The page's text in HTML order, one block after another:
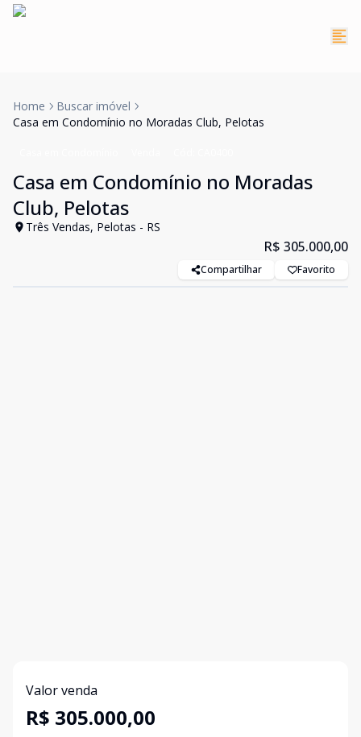
Home
Buscar imóvel
Casa em Condomínio no Moradas Club, Pelotas
Casa em Condomínio no Moradas
Club, Pelotas
Três Vendas, Pelotas - RS
R$ 305.000,00
Compartilhar Favorito
Valor venda
R$ 305.000,00